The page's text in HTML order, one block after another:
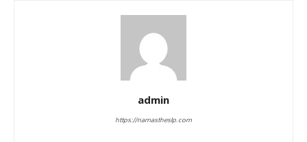
admin
https://namastheslp.com